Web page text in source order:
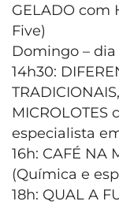
GELADO com
Five)
Domingo – dia
14h30:
especialista
16h: CAFÉ NA
(Química e
18h: QUAL A